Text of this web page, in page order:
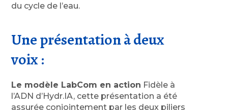
du cycle de l’eau.
Une présentation à deux
voix :
Le modèle LabCom en action Fidèle à
l’ADN d’Hydr.IA, cette présentation a été
assurée conjointement par les deux piliers